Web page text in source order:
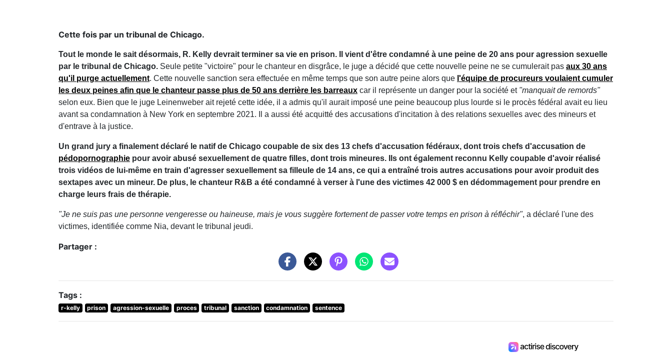
Cette fois par un tribunal de Chicago.
Tout le monde le sait désormais, R. Kelly devrait terminer sa vie en prison. Il vient d'être condamné à une peine de 20 ans pour agression sexuelle
par le tribunal de Chicago. Seule petite "victoire" pour le chanteur en disgrâce, le juge a décidé que cette nouvelle peine ne se cumulerait pas aux 30 ans
qu'il purge actuellement. Cette nouvelle sanction sera effectuée en même temps que son autre peine alors que l'équipe de procureurs voulaient cumuler
les deux peines afin que le chanteur passe plus de 50 ans derrière les barreaux car il représente un danger pour la société et"manquait de remords"
selon eux. Bien que le juge Leinenweber ait rejeté cette idée, il a admis qu'il aurait imposé une peine beaucoup plus lourde si le procès fédéral avait eu lieu
avant sa condamnation à New York en septembre 2021. Il a aussi été acquitté des accusations d'incitation à des relations sexuelles avec des mineurs et
d'entrave à la justice.
Un grand jury a finalement déclaré le natif de Chicago coupable de six des 13 chefs d'accusation fédéraux, dont trois chefs d'accusation de
pédopornographie pour avoir abusé sexuellement de quatre filles, dont trois mineures. Ils ont également reconnu Kelly coupable d'avoir réalisé
trois vidéos de lui-même en train d'agresser sexuellement sa filleule de 14 ans, ce qui a entraîné trois autres accusations pour avoir produit des
sextapes avec un mineur. De plus, le chanteur R&B a été condamné à verser à l'une des victimes 42 000 $ en dédommagement pour prendre en
charge leurs frais de thérapie.
"Je ne suis pas une personne vengeresse ou haineuse, mais je vous suggère fortement de passer votre temps en prison à réfléchir", a déclaré l'une des
victimes, identifiée comme Nia, devant le tribunal jeudi.
Partager :
Tags :
r-kelly prison agression-sexuelle proces tribunal sanction condamnation sentence